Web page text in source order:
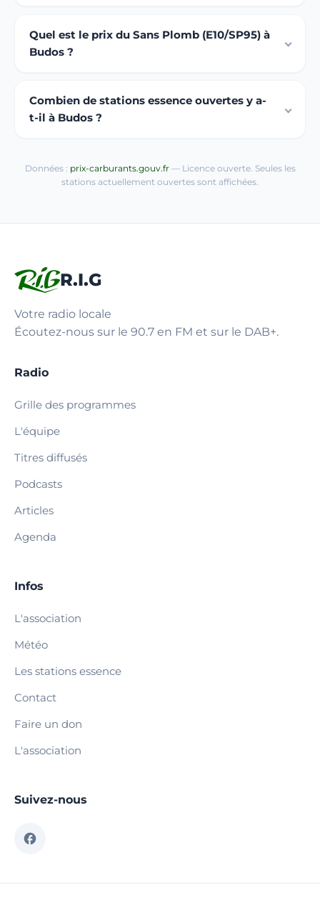
Quel est le prix du Sans Plomb (E10/SP95) à
Budos ?
Combien de stations essence ouvertes y a-
t-il à Budos ?
Données : prix-carburants.gouv.fr— Licence ouverte. Seules les
stations actuellement ouvertes sont affichées.
R.I.G
Votre radio locale
Écoutez-nous sur le 90.7 en FM et sur le DAB+.
Radio
Grille des programmes
L'équipe
Titres diffusés
Podcasts
Articles
Agenda
Infos
L'association
Météo
Les stations essence
Contact
Faire un don
L'association
Suivez-nous